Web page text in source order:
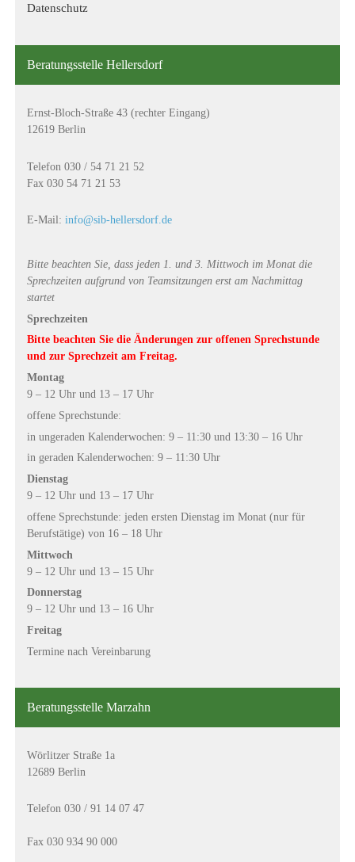
Datenschutz
Beratungsstelle Hellersdorf
Ernst-Bloch-Straße 43 (rechter Eingang)
12619 Berlin
Telefon 030 / 54 71 21 52
Fax 030 54 71 21 53
E-Mail:info@sib-hellersdorf.de
Bitte beachten Sie, dass jeden 1. und 3. Mittwoch im Monat die
Sprechzeiten aufgrund von Teamsitzungen erst am Nachmittag
startet
Sprechzeiten
Bitte beachten Sie die Änderungen zur offenen Sprechstunde
und zur Sprechzeit am Freitag.
Montag
9 – 12 Uhr und 13 – 17 Uhr
offene Sprechstunde:
in ungeraden Kalenderwochen: 9 – 11:30 und 13:30 – 16 Uhr
in geraden Kalenderwochen: 9 – 11:30 Uhr
Dienstag
9 – 12 Uhr und 13 – 17 Uhr
offene Sprechstunde: jeden ersten Dienstag im Monat (nur für
Berufstätige) von 16 – 18 Uhr
Mittwoch
9 – 12 Uhr und 13 – 15 Uhr
Donnerstag
9 – 12 Uhr und 13 – 16 Uhr
Freitag
Termine nach Vereinbarung
Beratungsstelle Marzahn
Wörlitzer Straße 1a
12689 Berlin
Telefon 030 / 91 14 07 47
Fax 030 934 90 000